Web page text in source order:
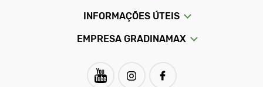
INFORMAÇÕES ÚTEIS
EMPRESA GRADINAMAX